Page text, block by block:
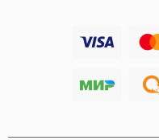
Хабаровск